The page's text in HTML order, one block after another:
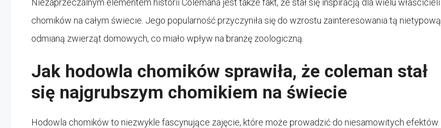
chomików na całym świecie. Jego popularność przyczyniła się do wzrostu zainteresowania tą nietypową
odmianą zwierząt domowych, co miało wpływ na branżę zoologiczną.
Jak hodowla chomików sprawiła, że coleman stał
się najgrubszym chomikiem na świecie
Hodowla chomików to niezwykle fascynujące zajęcie, które może prowadzić do niesamowitych efektów.